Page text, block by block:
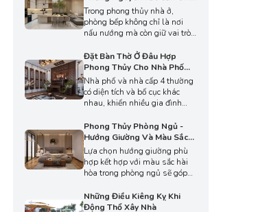
chuẩn phong thủy để không
gian sống của bạn luôn hài
hòa và thịnh vượng qua bài
viết dưới đây.
Nhớ
Trong phong thủy nhà ở,
phòng bếp không chỉ là nơi
nấu nướng mà còn giữ vai trò
tài lộc, sức khỏe và hòa khí
gia đình. Ở bài viết này, An
Phát sẽ giúp bạn hiểu rõ
những nguyên tắc phong thủy
phòng bếp cần ghi nhớ, qua
đó góp phần mang lại sự ấm
êm, may mắn cho gia đình.
Đặt Bàn Thờ Ở Đâu Hợp
Phong Thủy Cho Nhà Phố
Và Nhà Cấp 4
Nhà phố và nhà cấp 4 thường
có diện tích và bố cục khác
nhau, khiến nhiều gia đình
thờ ở đâu cho hợp phong thủy.
Ở bài viết này, An Phát sẽ
giúp bạn hiểu rõ các nguyên
tắc phong thủy khi bố trí bàn
thờ, đảm bảo không gian thờ
cúng hài hòa, mang lại bình
an cho gia đình.
Phong Thủy Phòng Ngủ -
Hướng Giường Và Màu Sắc
Phù Hợp
Lựa chọn hướng giường phù
hợp kết hợp với màu sắc hài
hòa trong phòng ngủ sẽ góp
tạo cảm giác thư giãn và ổn
định tinh thần. Ở bài viết sau,
Những Điều Kiêng Kỵ Khi
Động Thổ Xây Nhà